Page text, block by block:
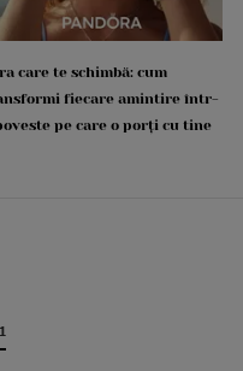
care te schimbă: cum
fiecare amintire într-
pe care o porți cu tine